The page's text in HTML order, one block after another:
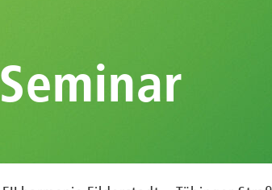
Seminar